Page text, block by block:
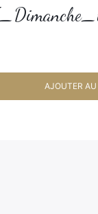
AJOUTER AU